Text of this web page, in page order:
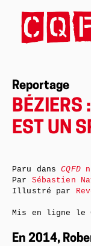
Reportage
BÉZIERS
EST UN
En 2014,
Paru dansCQFD
Par Sébastien
Illustré par
Mis en ligne le